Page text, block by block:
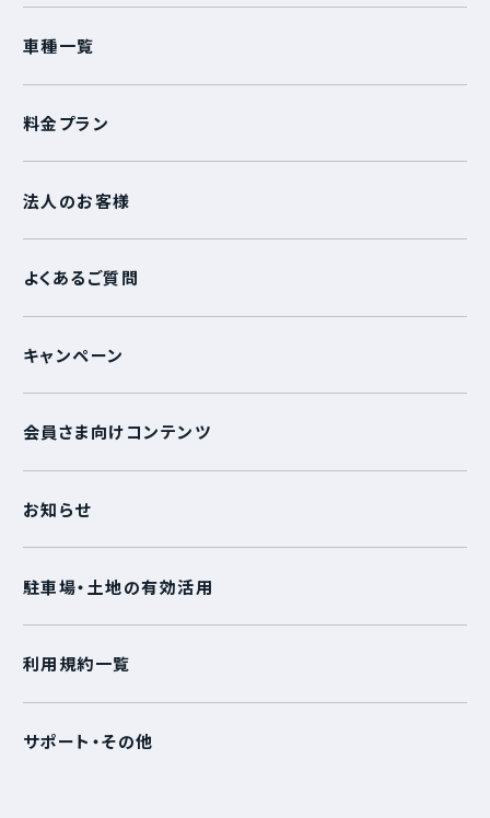
サポート・その他
車種一覧
料金プラン
法人のお客様
よくあるご質問
キャンペーン
会員さま向けコンテンツ
お知らせ
駐車場・土地の有効活用
利用規約一覧